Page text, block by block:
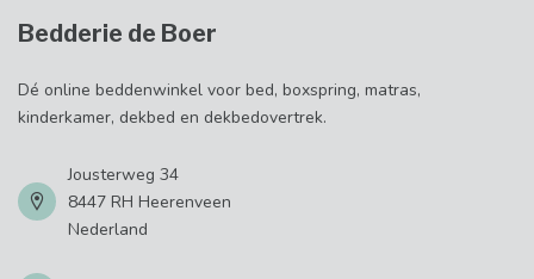
Bedderie de Boer
Dé online beddenwinkel voor bed, boxspring, matras,
kinderkamer, dekbed en dekbedovertrek.
Jousterweg 34
8447 RH Heerenveen
Nederland